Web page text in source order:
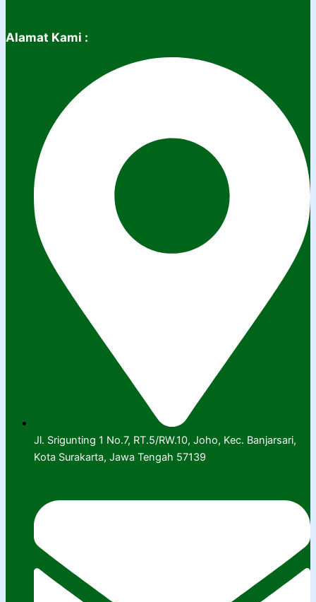
Alamat Kami :
Jl. Srigunting 1 No.7, RT.5/RW.10, Joho, Kec. Banjarsari,
Kota Surakarta, Jawa Tengah 57139